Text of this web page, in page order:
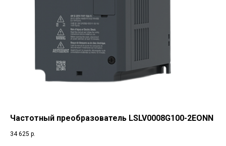
Частотный преобразователь LSLV0008G100-2EONN
34 625 р.